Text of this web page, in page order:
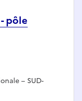
pôle
– SUD-